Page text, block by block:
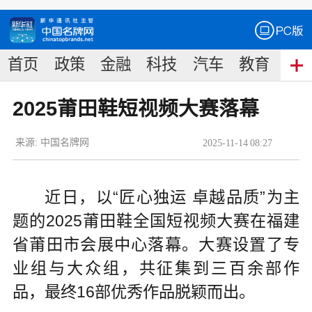
首页 政策 金融 科技 汽车 教育 食
2025莆田鞋短视频大赛落幕
2025-11-14 08:27
来源: 中国名牌网
近日，以“匠心独运 卓越品质”为主
题的2025莆田鞋全国短视频大赛在福建
省莆田市会展中心落幕。大赛设置了专
业组与大众组，共征集到三百余部作
品，最终16部优秀作品脱颖而出。